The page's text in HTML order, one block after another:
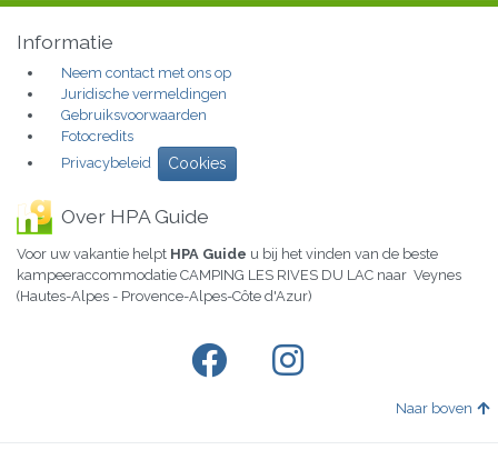
Informatie
Neem contact met ons op
Juridische vermeldingen
Gebruiksvoorwaarden
Fotocredits
Privacybeleid
Cookies
Over HPA Guide
Voor uw vakantie helpt HPA Guide u bij het vinden van de beste
kampeeraccommodatie CAMPING LES RIVES DU LAC naar Veynes
(Hautes-Alpes - Provence-Alpes-Côte d'Azur)
Naar boven